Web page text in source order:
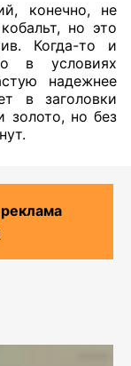
конечно, не
но это
Когда-то и
в условиях
надежнее
в заголовки
золото, но без